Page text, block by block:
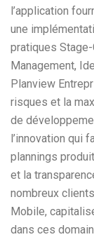
l’application
une
pratiques
Management,
Planview
risques et la
de
l’innovation qui
plannings
et la
nombreux
Mobile,
dans ces